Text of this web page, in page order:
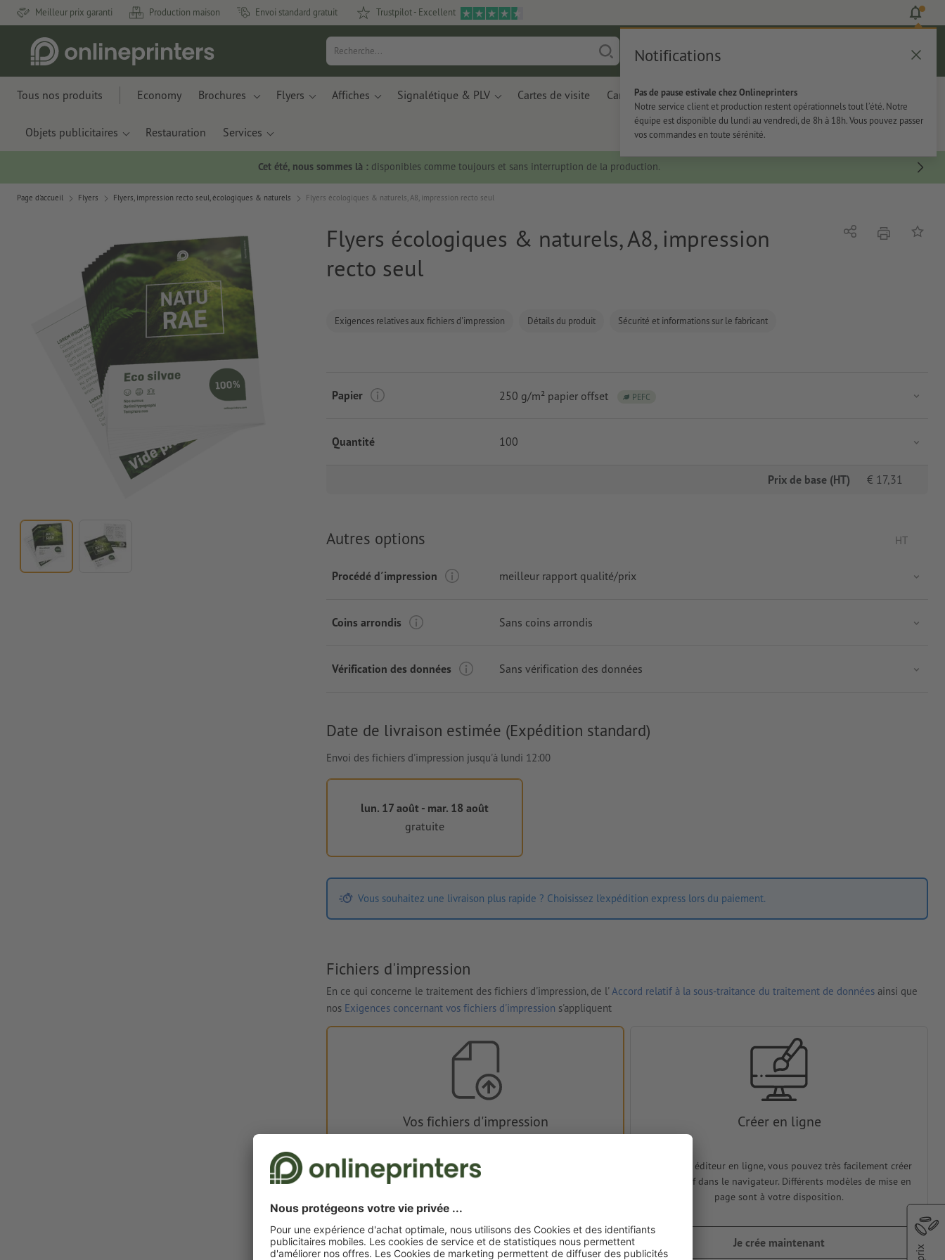
Meilleur prix garanti Production maison Envoi standard gratuit Trustpilot - Excellent
Notifications
Pas de pause estivale chez Onlineprinters
Notre service client et production restent opérationnels tout l’été. Notre
équipe est disponible du lundi au vendredi, de 8h à 18h. Vous pouvez passer
vos commandes en toute sérénité.
Panier
Tous nos produits Economy Brochures Flyers Affiches Signalétique & PLV Cartes de visite Carterie Papeterie Autocollants
Objets publicitaires Restauration Services
Cet été, nous sommes là :disponibles comme toujours et sans interruption de la production.
Page d'accueil Flyers Flyers, impression recto seul, écologiques & naturels Flyers écologiques & naturels, A8, impression recto seul
Flyers écologiques & naturels, A8, impression
recto seul
Exigences relatives aux fichiers d'impression Détails du produit Sécurité et informations sur le fabricant
Partagerimprimer
Papier 250 g/m² papier offset PEFC
Quantité 100
Prix de base (HT) € 17,31
Autres options HT
Procédé d´impression meilleur rapport qualité/prix
Coins arrondis Sans coins arrondis
Vérification des données Sans vérification des données
Date de livraison estimée (Expédition standard)
Envoi des fichiers d'impression jusqu'à lundi 12:00
lun. 17 août - mar. 18 août
gratuite
Vous souhaitez une livraison plus rapide ? Choisissez l'expédition express lors du paiement.
Fichiers d'impression
En ce qui concerne le traitement des fichiers d'impression, de l'Accord relatif à la sous-traitance du traitement de données ainsi que
nos Exigences concernant vos fichiers d'impression s'appliquent
Vos fichiers d'impression
Vous pouvez télécharger vos fichiers d'impression avant ou
après l'achat.
Je dépose mes fichiers
Créer en ligne
Avec notre éditeur en ligne, vous pouvez très facilement créer
votre motif dans le navigateur. Différents modèles de mise en
page sont à votre disposition.
Je crée maintenant